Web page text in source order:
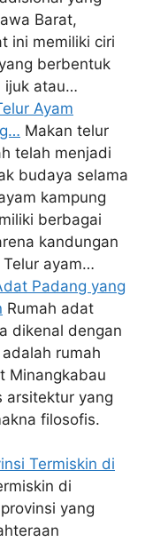
Barat,
ini memiliki ciri
berbentuk
ijuk atau…
Ayam
Makan telur
telah menjadi
budaya selama
kampung
berbagai
kandungan
ayam…
Padang yang
Rumah adat
dikenal dengan
rumah
Minangkabau
arsitektur yang
filosofis.
Termiskin di
di
yang